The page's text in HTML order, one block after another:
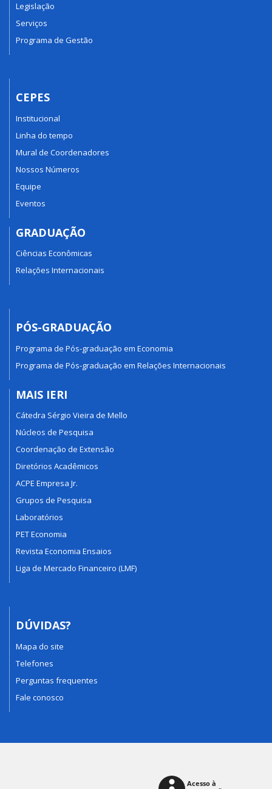
Legislação
Serviços
Programa de Gestão
CEPES
Institucional
Linha do tempo
Mural de Coordenadores
Nossos Números
Equipe
Eventos
GRADUAÇÃO
Ciências Econômicas
Relações Internacionais
PÓS-GRADUAÇÃO
Programa de Pós-graduação em Economia
Programa de Pós-graduação em Relações Internacionais
MAIS IERI
Cátedra Sérgio Vieira de Mello
Núcleos de Pesquisa
Coordenação de Extensão
Diretórios Acadêmicos
ACPE Empresa Jr.
Grupos de Pesquisa
Laboratórios
PET Economia
Revista Economia Ensaios
Liga de Mercado Financeiro (LMF)
DÚVIDAS?
Mapa do site
Telefones
Perguntas frequentes
Fale conosco